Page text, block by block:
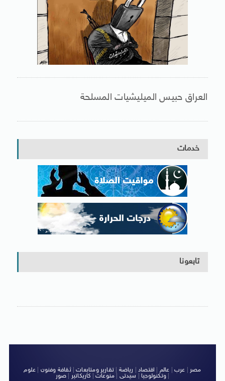
العراق حبيس الميليشيات المسلحة
خدمات
تابعونا
مصر عرب عالم اقتصاد رياضة |تقارير ومتابعات|ثقافة وفنون
علوم
وتكنولوجيا| سيدتى منوعات كاريكاتير صور |